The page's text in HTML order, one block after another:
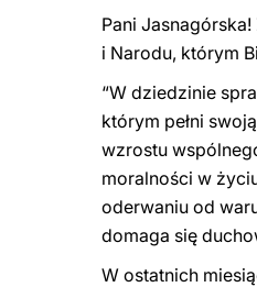
Pani
i Narodu, którym
“W dziedzinie
którym pełni
wzrostu
moralności w
oderwaniu od
domaga się
W ostatnich